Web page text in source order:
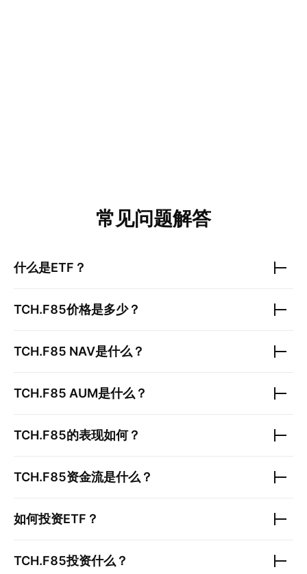
常见问题解答
什么是ETF？
TCH.F85价格是多少？
TCH.F85 NAV是什么？
TCH.F85 AUM是什么？
TCH.F85的表现如何？
TCH.F85资金流是什么？
如何投资ETF？
TCH.F85投资什么？